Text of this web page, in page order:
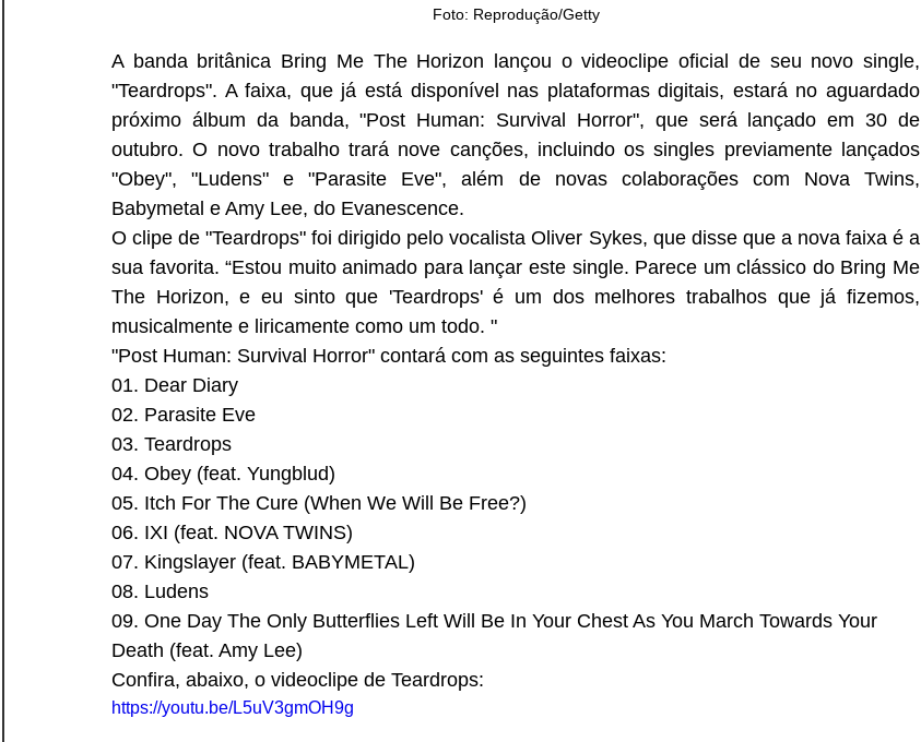
Foto: Reprodução/Getty
A banda britânica Bring Me The Horizon lançou o videoclipe oficial de seu novo single,
"Teardrops". A faixa, que já está disponível nas plataformas digitais, estará no aguardado
próximo álbum da banda, "Post Human: Survival Horror", que será lançado em 30 de
outubro. O novo trabalho trará nove canções, incluindo os singles previamente lançados
"Obey", "Ludens" e "Parasite Eve", além de novas colaborações com Nova Twins,
Babymetal e Amy Lee, do Evanescence.
O clipe de "Teardrops" foi dirigido pelo vocalista Oliver Sykes, que disse que a nova faixa é a
sua favorita. “Estou muito animado para lançar este single. Parece um clássico do Bring Me
The Horizon, e eu sinto que 'Teardrops' é um dos melhores trabalhos que já fizemos,
musicalmente e liricamente como um todo. "
"Post Human: Survival Horror" contará com as seguintes faixas:
01. Dear Diary
02. Parasite Eve
03. Teardrops
04. Obey (feat. Yungblud)
05. Itch For The Cure (When We Will Be Free?)
06. IXI (feat. NOVA TWINS)
07. Kingslayer (feat. BABYMETAL)
08. Ludens
09. One Day The Only Butterflies Left Will Be In Your Chest As You March Towards Your
Death (feat. Amy Lee)
Confira, abaixo, o videoclipe de Teardrops:
https://youtu.be/L5uV3gmOH9g